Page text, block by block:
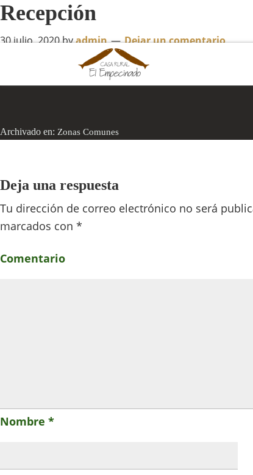
Recepción
30 julio, 2020byadmin Dejar un comentario
Archivado en: Zonas Comunes
Deja una respuesta
Tu dirección de correo electrónico no será
marcados con *
Comentario
Nombre *